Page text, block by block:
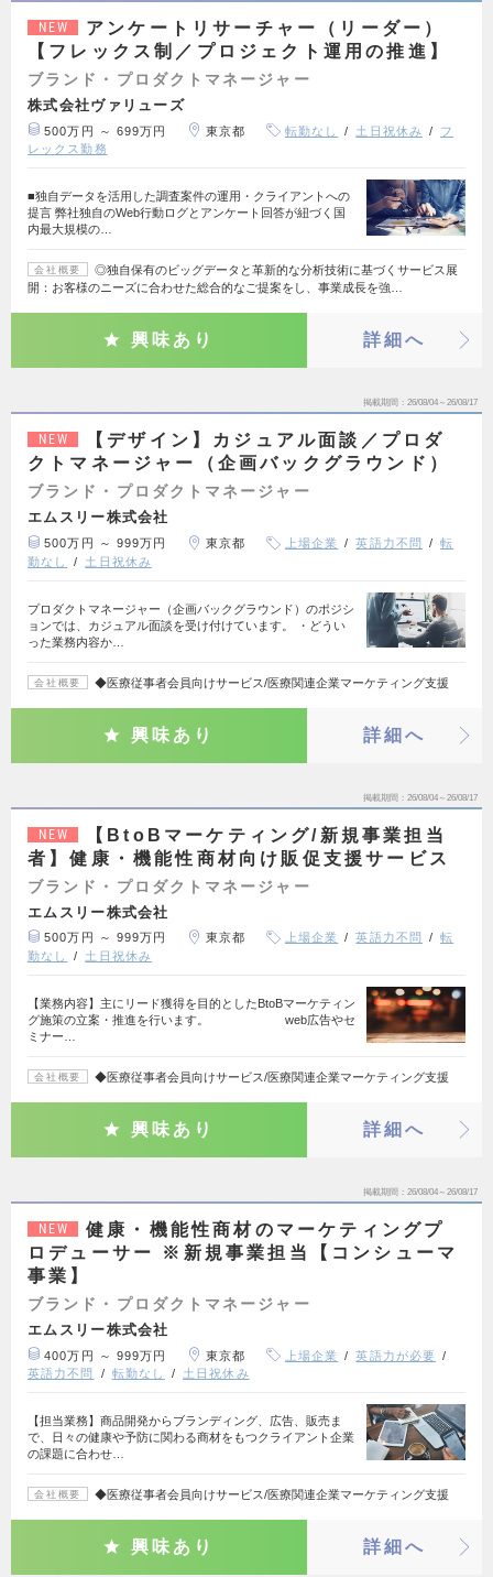
NEW
アンケートリサーチャー（リーダー）
【フレックス制／プロジェクト運用の推進】
ブランド・プロダクトマネージャー
株式会社ヴァリューズ
500万円 ～ 699万円 東京都 転勤なし 土日祝休み
フ
レックス勤務
■独自データを活用した調査案件の運用・クライアントへの
提言 弊社独自のWeb行動ログとアンケート回答が紐づく国
内最大規模の…
会社概要
◎独自保有のビッグデータと革新的な分析技術に基づくサービス展
開：お客様のニーズに合わせた総合的なご提案をし、事業成長を強…
興味あり 詳細へ
掲載期間 26/08/04～26/08/17
NEW
【デザイン】カジュアル面談／プロダ
クトマネージャー（企画バックグラウンド）
ブランド・プロダクトマネージャー
エムスリー株式会社
500万円 ～ 999万円 東京都 上場企業 英語力不問
転
勤なし
土日祝休み
プロダクトマネージャー（企画バックグラウンド）のポジシ
ョンでは、カジュアル面談を受け付けています。 ・どうい
った業務内容か…
会社概要 ◆医療従事者会員向けサービス/医療関連企業マーケティング支援
興味あり 詳細へ
掲載期間 26/08/04～26/08/17
NEW
【BtoBマーケティング/新規事業担当
者】健康・機能性商材向け販促支援サービス
ブランド・プロダクトマネージャー
エムスリー株式会社
500万円 ～ 999万円 東京都 上場企業 英語力不問
転
勤なし
土日祝休み
【業務内容】主にリード獲得を目的としたBtoBマーケティン
グ施策の立案・推進を行います。 web広告やセ
ミナー…
会社概要 ◆医療従事者会員向けサービス/医療関連企業マーケティング支援
興味あり 詳細へ
掲載期間 26/08/04～26/08/17
NEW
健康・機能性商材のマーケティングプ
ロデューサー ※新規事業担当【コンシューマ
事業】
ブランド・プロダクトマネージャー
エムスリー株式会社
400万円 ～ 999万円 東京都 上場企業
英語力が必要
英語力不問
転勤なし 土日祝休み
【担当業務】商品開発からブランディング、広告、販売ま
で、日々の健康や予防に関わる商材をもつクライアント企業
の課題に合わせ…
会社概要 ◆医療従事者会員向けサービス/医療関連企業マーケティング支援
興味あり 詳細へ